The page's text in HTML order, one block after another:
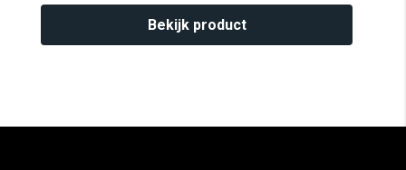
Bekijk product